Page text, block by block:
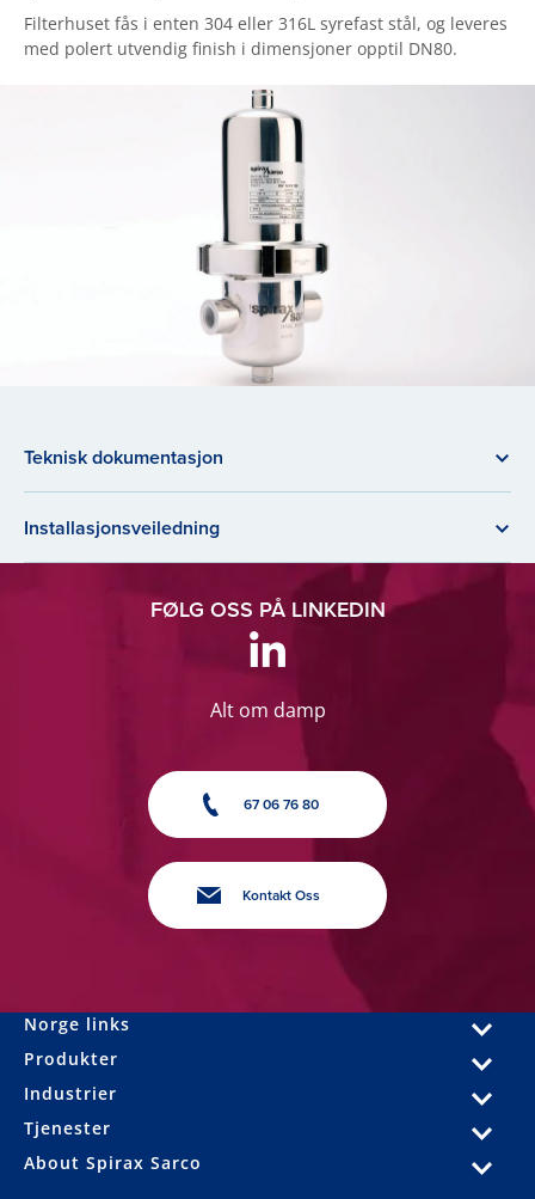
Filterhuset fås i enten 304 eller 316L syrefast stål, og leveres
med polert utvendig finish i dimensjoner opptil DN80.
Teknisk dokumentasjon
Installasjonsveiledning
FØLG OSS PÅ LINKEDIN
Alt om damp
67 06 76 80
Kontakt Oss
Norge links
Produkter
Industrier
Tjenester
About Spirax Sarco